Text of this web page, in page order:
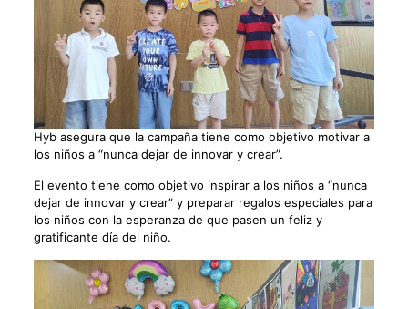
Hyb asegura que la campaña tiene como objetivo motivar a
los niños a “nunca dejar de innovar y crear”.
El evento tiene como objetivo inspirar a los niños a “nunca
dejar de innovar y crear” y preparar regalos especiales para
los niños con la esperanza de que pasen un feliz y
gratificante día del niño.